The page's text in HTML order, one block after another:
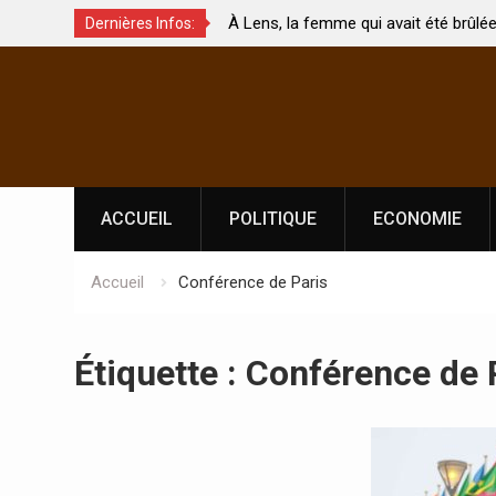
Dernières Infos:
?
À Lens, la femme qui avait été brûlée avec son bébé
par son mari est morte
ACCUEIL POLITIQUE ECONOMIE
Accueil Conférence de Paris
Étiquette : Conférence de